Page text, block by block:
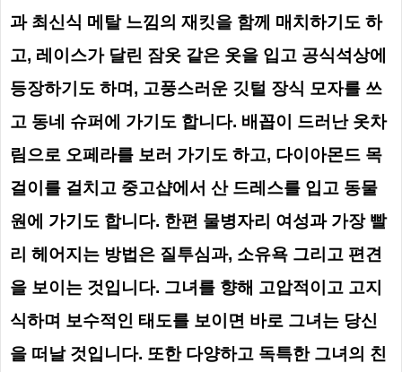
과 최신식 메탈 느낌의 재킷을 함께 매치하기도 하
고, 레이스가 달린 잠옷 같은 옷을 입고 공식석상에
등장하기도 하며, 고풍스러운 깃털 장식 모자를 쓰
고 동네 슈퍼에 가기도 합니다. 배꼽이 드러난 옷차
림으로 오페라를 보러 가기도 하고, 다이아몬드 목
걸이를 걸치고 중고샵에서 산 드레스를 입고 동물
원에 가기도 합니다. 한편 물병자리 여성과 가장 빨
리 헤어지는 방법은 질투심과, 소유욕 그리고 편견
을 보이는 것입니다. 그녀를 향해 고압적이고 고지
식하며 보수적인 태도를 보이면 바로 그녀는 당신
을 떠날 것입니다. 또한 다양하고 독특한 그녀의 친